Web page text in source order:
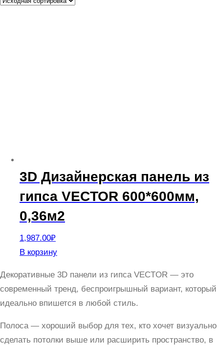
3D Дизайнерская панель из
гипса VECTOR 600*600мм,
0,36м2
1,987.00₽
В корзину
Декоративные 3D панели из гипса VECTOR — это
современный тренд, беспроигрышный вариант, который
идеально впишется в любой стиль.
Полоса — хороший выбор для тех, кто хочет визуально
сделать потолки выше или расширить пространство, в